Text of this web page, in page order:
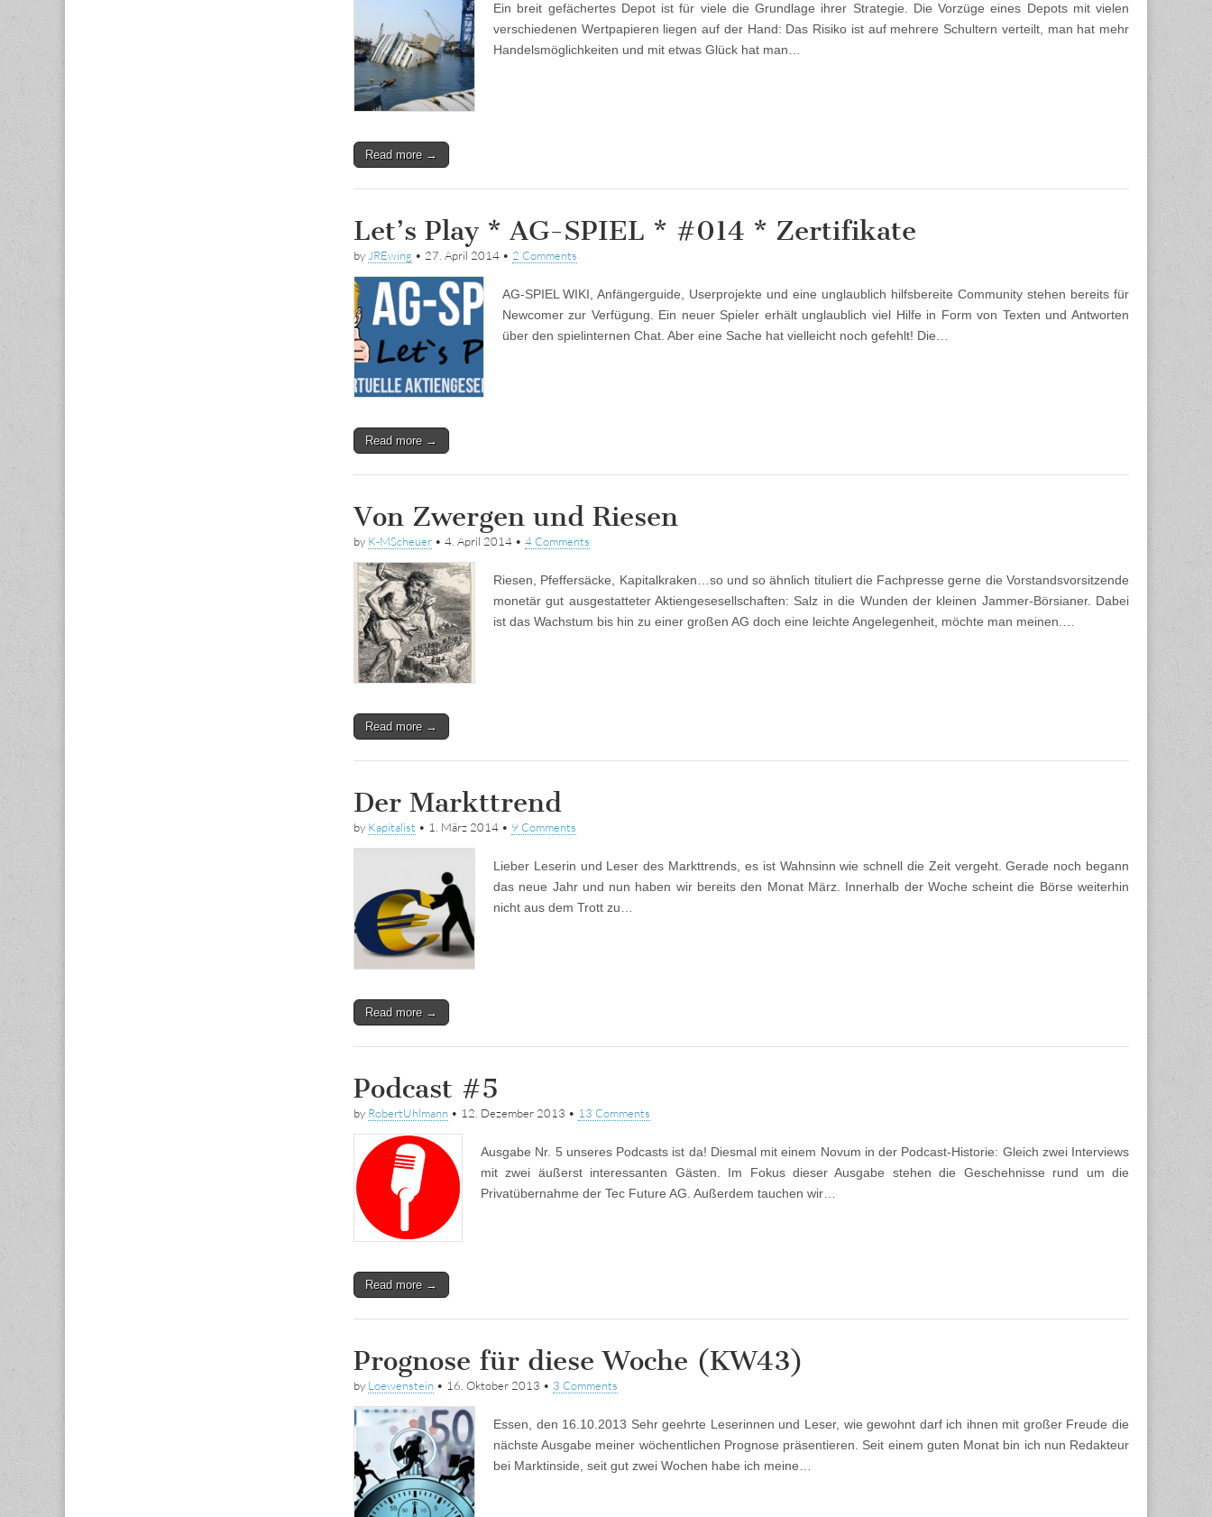
Ein breit gefächertes Depot ist für viele die Grundlage ihrer Strategie. Die Vorzüge eines Depots mit vielen
verschiedenen Wertpapieren liegen auf der Hand: Das Risiko ist auf mehrere Schultern verteilt, man hat mehr
Handelsmöglichkeiten und mit etwas Glück hat man…
Read more →
Let’s Play * AG-SPIEL * #014 * Zertifikate
by JREwing • 27. April 2014 • 2 Comments
AG-SPIEL WIKI, Anfängerguide, Userprojekte und eine unglaublich hilfsbereite Community stehen bereits für
Newcomer zur Verfügung. Ein neuer Spieler erhält unglaublich viel Hilfe in Form von Texten und Antworten
über den spielinternen Chat. Aber eine Sache hat vielleicht noch gefehlt! Die…
Read more →
Von Zwergen und Riesen
by K-MScheuer • 4. April 2014 • 4 Comments
Riesen, Pfeffersäcke, Kapitalkraken…so und so ähnlich tituliert die Fachpresse gerne die Vorstandsvorsitzende
monetär gut ausgestatteter Aktiengesesellschaften: Salz in die Wunden der kleinen Jammer-Börsianer. Dabei
ist das Wachstum bis hin zu einer großen AG doch eine leichte Angelegenheit, möchte man meinen.…
Read more →
Der Markttrend
by Kapitalist • 1. März 2014 • 9 Comments
Lieber Leserin und Leser des Markttrends, es ist Wahnsinn wie schnell die Zeit vergeht. Gerade noch begann
das neue Jahr und nun haben wir bereits den Monat März. Innerhalb der Woche scheint die Börse weiterhin
nicht aus dem Trott zu…
Read more →
Podcast #5
by RobertUhlmann • 12. Dezember 2013 • 13 Comments
Ausgabe Nr. 5 unseres Podcasts ist da! Diesmal mit einem Novum in der Podcast-Historie: Gleich zwei Interviews
mit zwei äußerst interessanten Gästen. Im Fokus dieser Ausgabe stehen die Geschehnisse rund um die
Privatübernahme der Tec Future AG. Außerdem tauchen wir…
Read more →
Prognose für diese Woche (KW43)
by Loewenstein • 16. Oktober 2013 • 3 Comments
Essen, den 16.10.2013 Sehr geehrte Leserinnen und Leser, wie gewohnt darf ich ihnen mit großer Freude die
nächste Ausgabe meiner wöchentlichen Prognose präsentieren. Seit einem guten Monat bin ich nun Redakteur
bei Marktinside, seit gut zwei Wochen habe ich meine…